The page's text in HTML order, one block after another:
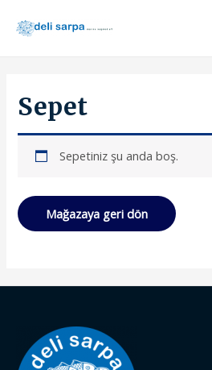
Sepet
Sepetiniz şu anda boş.
Mağazaya geri dön